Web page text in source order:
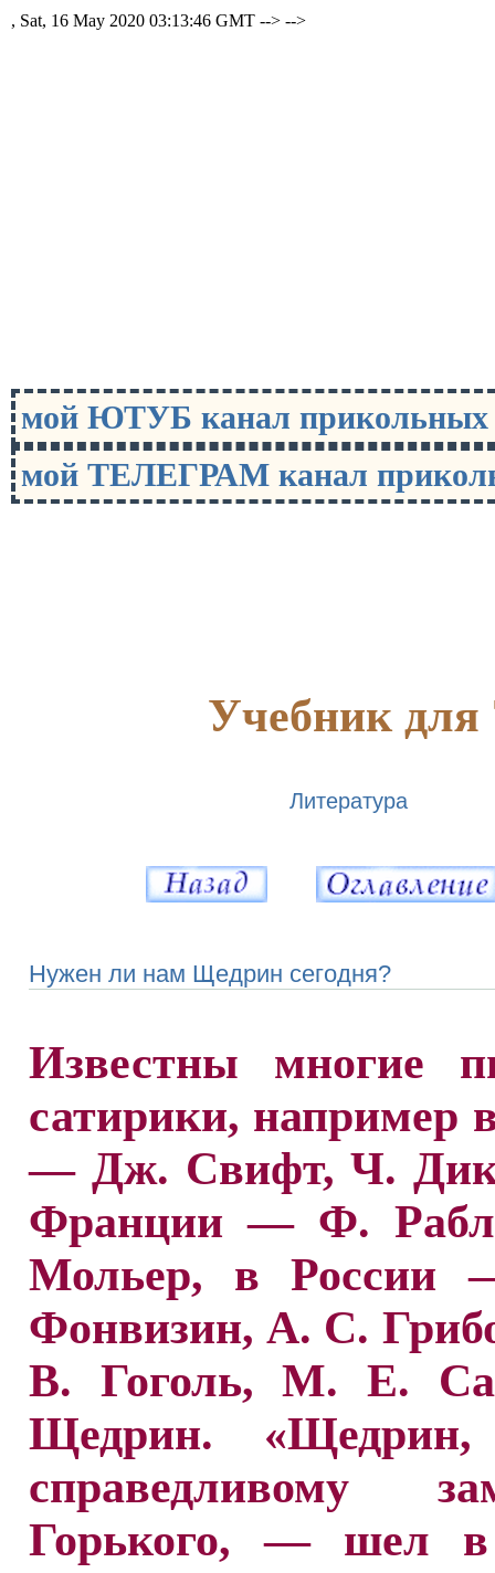
, Sat, 16 May 2020 03:13:46 GMT --> -->
мой ЮТУБ канал
мой ТЕЛЕГРАМ канал
Учебник для
Литература
Нужен ли нам Щедрин сегодня?
Известны многие
сатирики, например
— Дж. Свифт, Ч.
Франции — Ф.
Мольер, в
Фонвизин, А. С.
В. Гоголь, М. Е.
Щедрин.
справедливому
Горького, — шел